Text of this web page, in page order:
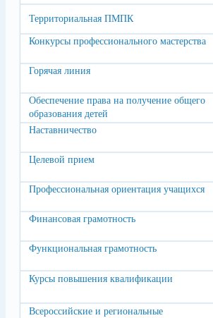
Территориальная ПМПК
Конкурсы профессионального мастерства
Горячая линия
Обеспечение права на получение общего
образования детей
Наставничество
Целевой прием
Профессиональная ориентация учащихся
Финансовая грамотность
Функциональная грамотность
Курсы повышения квалификации
Всероссийские и региональные